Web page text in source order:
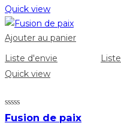
Quick view
Ajouter au panier
Liste d'envie
Quick view
Fusion de paix